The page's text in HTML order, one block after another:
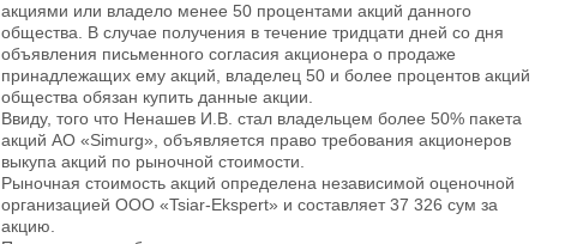
акциями или владело менее 50 процентами акций данного
общества. В случае получения в течение тридцати дней со дня
объявления письменного согласия акционера о продаже
принадлежащих ему акций, владелец 50 и более процентов акций
общества обязан купить данные акции.
Ввиду, того что Ненашев И.В. стал владельцем более 50% пакета
акций АО «Simurg», объявляется право требования акционеров
выкупа акций по рыночной стоимости.
Рыночная стоимость акций определена независимой оценочной
организацией ООО «Tsiar-Ekspert» и составляет 37 326 сум за
акцию.